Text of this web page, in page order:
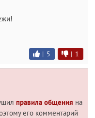
| 5 | 1
правила общения на
его комментарий